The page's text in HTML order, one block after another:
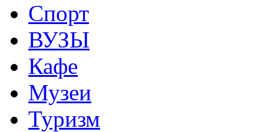
Спорт
ВУЗЫ
Кафе
Музеи
Туризм